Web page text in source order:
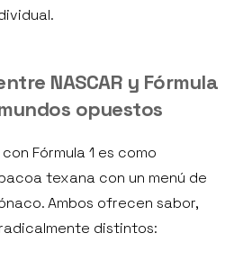
NASCAR y Fórmula
opuestos
Fórmula 1 es como
texana con un menú de
Ambos ofrecen sabor,
distintos: